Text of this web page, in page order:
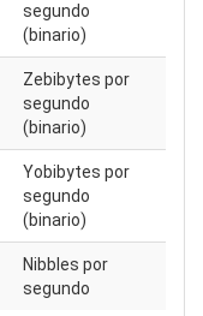
segundo
(binario)
Zebibytes por
segundo
(binario)
Yobibytes por
segundo
(binario)
Nibbles por
segundo